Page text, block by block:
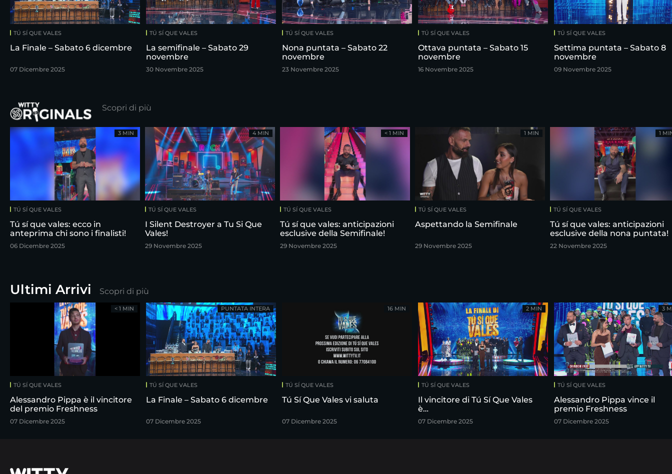
TÚ SÍ QUE VALES
La Finale – Sabato 6 dicembre
07 Dicembre 2025
TÚ SÍ QUE VALES
La semifinale – Sabato 29
novembre
30 Novembre 2025
TÚ SÍ QUE VALES
Nona puntata – Sabato 22
novembre
23 Novembre 2025
TÚ SÍ QUE VALES
Ottava puntata – Sabato 15
novembre
16 Novembre 2025
TÚ SÍ QUE VALES
Settima puntata – Sabato 8
novembre
09 Novembre 2025
Scopri di più
TÚ SÍ QUE VALES
Tú sí que vales: ecco in
anteprima chi sono i finalisti!
06 Dicembre 2025
3 MIN
TÚ SÍ QUE VALES
I Silent Destroyer a Tu Si Que
Vales!
29 Novembre 2025
4 MIN
TÚ SÍ QUE VALES
Tú sí que vales: anticipazioni
esclusive della Semifinale!
29 Novembre 2025
< 1 MIN
TÚ SÍ QUE VALES
Aspettando la Semifinale
29 Novembre 2025
1 MIN
TÚ SÍ QUE VALES
Tú sí que vales: anticipazioni
esclusive della nona puntata!
22 Novembre 2025
1
Ultimi Arrivi Scopri di più
TÚ SÍ QUE VALES
Alessandro Pippa è il vincitore
del premio Freshness
07 Dicembre 2025
< 1 MIN
TÚ SÍ QUE VALES
La Finale – Sabato 6 dicembre
07 Dicembre 2025
PUNTATA INTERA
TÚ SÍ QUE VALES
Tú Sí Que Vales vi saluta
07 Dicembre 2025
16 MIN
TÚ SÍ QUE VALES
Il vincitore di Tú Sí Que Vales
è…
07 Dicembre 2025
2 MIN
TÚ SÍ QUE VALES
Alessandro Pippa vince il
premio Freshness
07 Dicembre 2025
3